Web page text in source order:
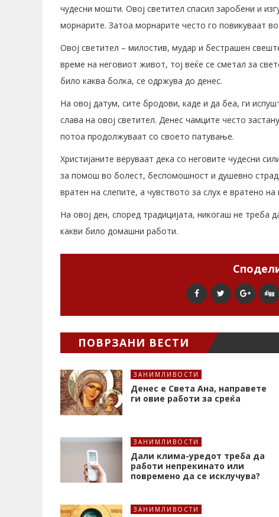
чудесни мошти. Овој светител спасил заробени и
морнарите. Затоа морнарите често го повикуваат
Овој светител – милостив, мудар и бестрашен
време на неговиот живот, тој веќе се сметал за
било каква болка, се одржува до денес.
На овој датум, сите бродови, каде и да беа, ги
слава на овој светител. Денес чамците често
потоа продолжуваат со своето патување.
Христијаните веруваат дека со неговите чудесни
за помош во болест, беспомошност и душевно
вратен на слепите, а чувството за слух е вратено на
На овој ден, според традицијата, никогаш не треба
какви било домашни работи.
ПОВРЗАНИ ВЕСТИ
ЗАНИМЛИВОСТИ
Денес е Света Ана, направете
ги овие работи за среќа
ЗАНИМЛИВОСТИ
Дали клима-уредот треба да
работи непрекинато или
повремено да се исклучува?
ЗАНИМЛИВОСТИ